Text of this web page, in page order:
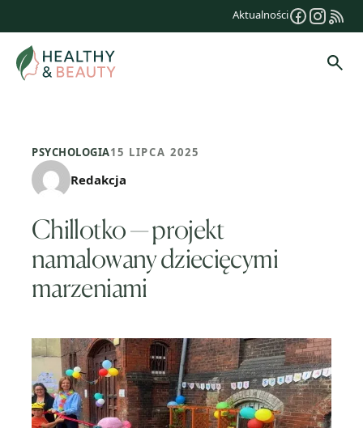
treści
Aktualności
PSYCHOLOGIA15 LIPCA 2025
Redakcja
Chillotko — projekt
namalowany dziecięcymi
marzeniami